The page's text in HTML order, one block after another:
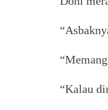
“Kalau